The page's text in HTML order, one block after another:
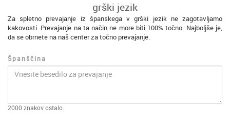
grški jezik
Za spletno prevajanje iz španskega v grški jezik ne zagotavljamo
kakovosti. Prevajanje na ta način ne more biti 100% točno. Najboljše je,
da se obrnete na naš center za točno prevajanje.
Španščina
2000 znakov ostalo.